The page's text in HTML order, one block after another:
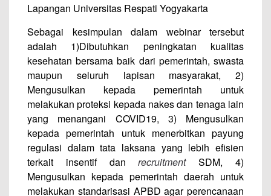
Lapangan Universitas Respati Yogyakarta
Sebagai kesimpulan dalam webinar tersebut
adalah 1)Dibutuhkan peningkatan kualitas
kesehatan bersama baik dari pemerintah, swasta
maupun seluruh lapisan masyarakat, 2)
Mengusulkan kepada pemerintah untuk
melakukan proteksi kepada nakes dan tenaga lain
yang menangani COVID19, 3) Mengusulkan
kepada pemerintah untuk menerbitkan payung
regulasi dalam tata laksana yang lebih efisien
terkait insentif danrecruitmentSDM, 4)
Mengusulkan kepada pemerintah daerah untuk
melakukan standarisasi APBD agar perencanaan